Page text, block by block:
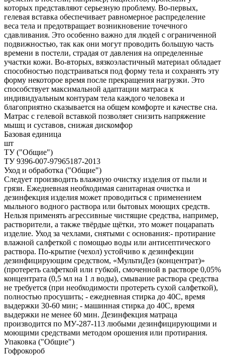
которых представляют серьезную проблему. Во-первых,
гелевая вставка обеспечивает равномерное распределение
веса тела и предотвращает возникновение точечного
сдавливания. Это особенно важно для людей с ограниченной
подвижностью, так как они могут проводить большую часть
времени в постели, страдая от давления на определенные
участки кожи. Во-вторых, вязкоэластичный материал обладает
способностью подстраиваться под форму тела и сохранять эту
форму некоторое время после прекращения нагрузки. Это
способствует максимальной адаптации матраса к
индивидуальным контурам тела каждого человека и
благоприятно сказывается на общем комфорте и качестве сна.
Матрас с гелевой вставкой позволяет снизить напряжение
мышц и суставов, снижая дискомфор
Базовая единица
шт
ТУ ("Общие")
ТУ 9396-007-97965187-2013
Уход и обработка ("Общие")
Следует производить влажную очистку изделия от пыли и
грязи. Ежедневная необходимая санитарная очистка и
дезинфекция изделия может проводиться с применением
мыльного водного раствора или бытовых моющих средств.
Нельзя применять агрессивные чистящие средства, например,
растворители, а также твёрдые щётки, это может поцарапать
изделие. Уход за чехлами, снятыми с основания:- протирание
влажной салфеткой с помощью воды или антисептического
раствора. По-крытие (чехол) устойчиво к дезинфекции
дезинфицирующим средством, «МультиДез (концентрат)»
(протереть салфеткой или губкой, смоченной в растворе 0,05%
концентрата (0,5 мл на 1 л воды), смывание раствора средства
не требуется (при необходимости протереть сухой салфеткой),
полностью просушить; - ежедневная стирка до 40С, время
выдержки 30-60 мин; - машинная стирка до 40С, время
выдержки не менее 60 мин. Дезинфекция матраца
производится по МУ‐287‐113 любыми дезинфицирующими и
моющими средствами методом орошения или протирания.
Упаковка ("Общие")
Гофрокороб